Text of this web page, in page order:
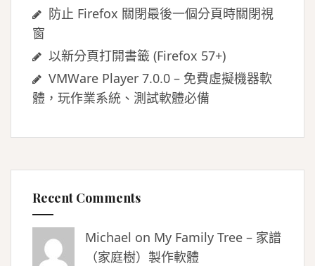
防止 Firefox 關閉最後一個分頁時關閉視
窗
以新分頁打開書籤 (Firefox 57+)
VMWare Player 7.0.0 – 免費虛擬機器軟
體，玩作業系統、測試軟體必備
Recent Comments
Michael on My Family Tree – 家譜
（家庭樹）製作軟體